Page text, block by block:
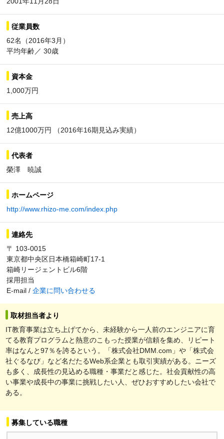
従業員数
62名（2016年3月）
平均年齢／ 30歳
資本金
1,000万円
売上高
12億1000万円 （2016年16期見込み実績）
代表者
榮澤 暁誠
ホームページ
http://www.rhizo-me.com/index.php
連絡先
〒 103-0015
東京都中央区日本橋箱崎町17-1
箱崎リージェントビル6階
採用担当
E-mail / 企業に問い合わせる
取材担当者より
IT教育事業は立ち上げてから、未経験から一人前のエンジニアに育
てる教育プログラムと熱意のこもった授業が信頼を集め、リピート
率はなんと97％を誇るという。「株式会社DMM.com」や「株式会
社ぐるなび」など名だたるWeb系企業とも取引実績がある。ニーズ
も多く、成長性の見込める職種・事業だと感じた。社会貢献性の高
い事業や成長中の事業に挑戦したい人、ぜひおすすめしたい会社で
ある。
募集している職種